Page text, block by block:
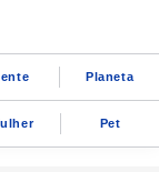
Planeta
Pet